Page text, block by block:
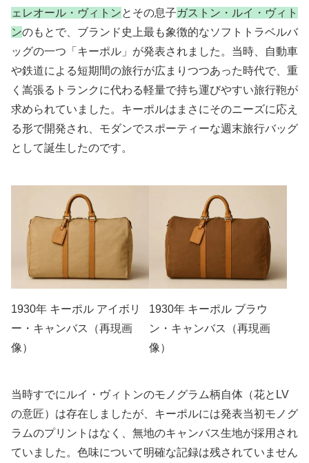
ェレオール・ヴィトンとその息子ガストン・ルイ・ヴィト
ンのもとで、ブランド史上最も象徴的なソフトトラベルバ
ッグの一つ「キーポル」が発表されました。当時、自動車
や鉄道による短期間の旅行が広まりつつあった時代で、重
く嵩張るトランクに代わる軽量で持ち運びやすい旅行鞄が
求められていました。キーポルはまさにそのニーズに応え
る形で開発され、モダンでスポーティーな週末旅行バッグ
として誕生したのです。
1930年 キーポル アイボリ
ー・キャンバス（再現画
像）
1930年 キーポル ブラウ
ン・キャンバス（再現画
像）
当時すでにルイ・ヴィトンのモノグラム柄自体（花とLV
の意匠）は存在しましたが、キーポルには発表当初モノグ
ラムのプリントはなく、無地のキャンバス生地が採用され
ていました。色味について明確な記録は残されていません